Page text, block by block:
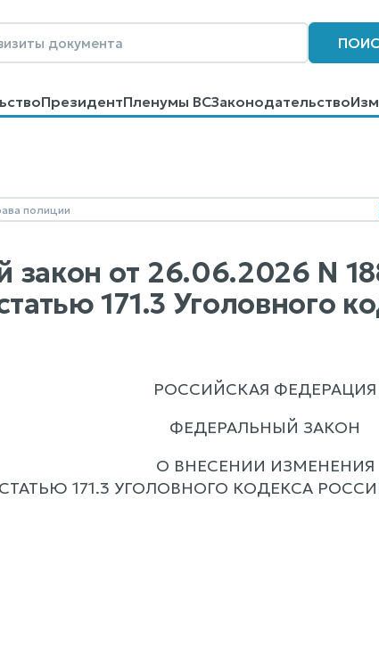
ПрезидентПленумы ВСЗаконодательство
КонтактыПомощьПоиск
от 26.06.2026 N
171.3 Уголовного
РОССИЙСКАЯ ФЕДЕРАЦИЯ
ФЕДЕРАЛЬНЫЙ ЗАКОН
О ВНЕСЕНИИ ИЗМЕНЕНИЯ
171.3 УГОЛОВНОГО КОДЕКСА